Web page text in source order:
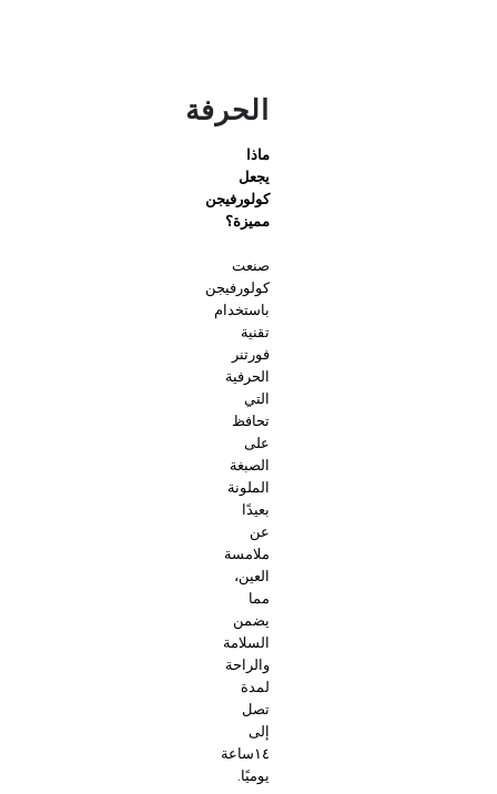
الحرفة
ماذا
يجعل
كولورفيجن
مميزة؟
صنعت
كولورفيجن
باستخدام
تقنية
فورتنر
الحرفية
التي
تحافظ
على
الصبغة
الملونة
بعيدًا
عن
ملامسة
العين،
مما
يضمن
السلامة
والراحة
لمدة
تصل
إلى
١٤ساعة
يوميًا.